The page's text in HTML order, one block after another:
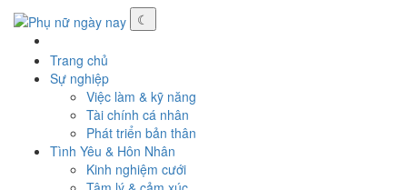
☾
Trang chủ
Sự nghiệp
Việc làm & kỹ năng
Tài chính cá nhân
Phát triển bản thân
Tình Yêu & Hôn Nhân
Kinh nghiệm cưới